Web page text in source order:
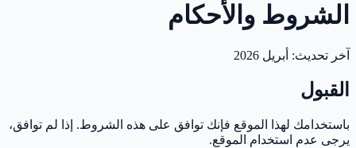
الشروط والأحكام
آخر تحديث: أبريل 2026
القبول
باستخدامك لهذا الموقع فإنك توافق على هذه الشروط. إذا لم توافق،
يرجى عدم استخدام الموقع.